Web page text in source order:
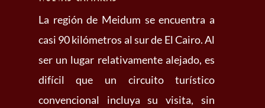
La región de Meidum se encuentra a
casi 90 kilómetros al sur de El Cairo. Al
ser un lugar relativamente alejado, es
difícil que un circuito turístico
convencional incluya su visita, sin